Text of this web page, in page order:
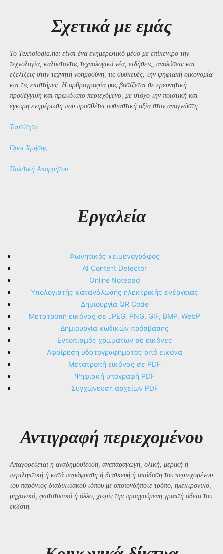
Σχετικά με εμάς
Το Texnologia.net είναι ένα ενημερωτικό μέσο με επίκεντρο την
τεχνολογία, καλύπτοντας τεχνολογικά νέα, ειδήσεις, αναλύσεις και
εξελίξεις στην τεχνητή νοημοσύνη, τις συσκευές, την ψηφιακή οικονομία
και τις επιστήμες. Η αρθρογραφία μας βασίζεται σε ερευνητική
προσέγγιση και πρωτότυπο περιεχόμενο, με στόχο την ποιοτική και
έγκυρη ενημέρωση που προσθέτει ουσιαστική αξία στον αναγνώστη..
Ταυτότητα
Όροι Χρήσης
Πολιτική Απορρήτου
Εργαλεία
Φωνητικός κειμενογράφος
AI Content Detector
Online Notepad
Υπολογιστής κατανάλωσης ηλεκτρικής ενέργειας
Δημιουργία QR Code
Μετατροπή εικόνας σε JPEG, PNG, GIF, BMP, WebP
Δημιουργία κωδικών πρόσβασης
Εντοπισμός χρωμάτων σε εικόνες
Αφαίρεση υδατογραφήματος από εικόνα
Μετατροπή εικόνας σε PDF
Ψηφιακή υπογραφή PDF
Συγχώνευση αρχείων PDF
Αντιγραφή περιεχομένου
Απαγορεύεται η αναδημοσίευση, αναπαραγωγή, ολική, μερική ή
περιληπτική ή κατά παράφραση ή διασκευή ή απόδοση του περιεχομένου
του παρόντος διαδικτυακού τόπου με οποιονδήποτε τρόπο, ηλεκτρονικό,
μηχανικό, φωτοτυπικό ή άλλο, χωρίς την προηγούμενη γραπτή άδεια του
εκδότη.